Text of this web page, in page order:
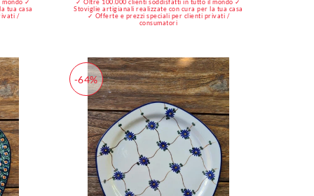
✓
tua casa
/
✓ Oltre 100.000 clienti soddisfatti in tutto il mondo ✓
Stoviglie artigianali realizzate con cura per la tua casa
✓ Offerte e prezzi speciali per clienti privati /
consumatori
-64%